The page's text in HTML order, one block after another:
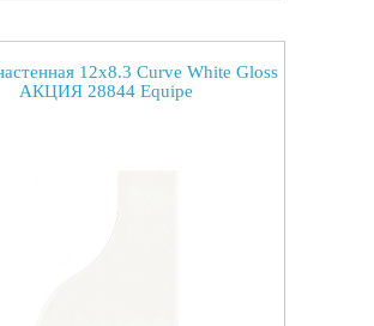
12x8.3 Curve White Gloss
АКЦИЯ 28844 Equipe